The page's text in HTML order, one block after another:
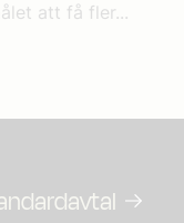
att få fler...